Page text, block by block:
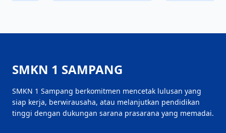
SMKN 1 SAMPANG
SMKN 1 Sampang berkomitmen mencetak lulusan yang
siap kerja, berwirausaha, atau melanjutkan pendidikan
tinggi dengan dukungan sarana prasarana yang memadai.